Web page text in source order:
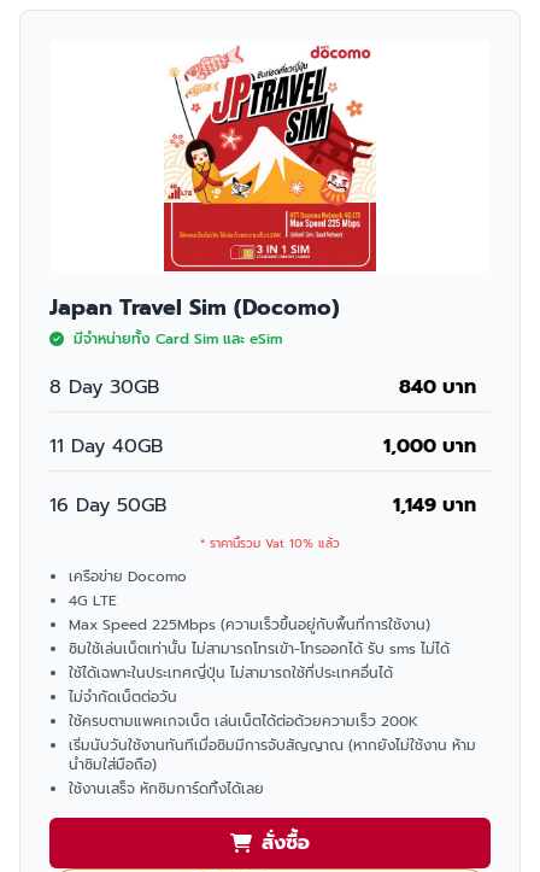
Japan Travel Sim (Docomo)
มีจำหน่ายทั้ง Card Sim และ eSim
8 Day 30GB 840 บาท
11 Day 40GB 1,000 บาท
16 Day 50GB 1,149 บาท
* ราคานี้รวม Vat 10% แล้ว
เครือข่าย Docomo
4G LTE
Max Speed 225Mbps (ความเร็วขึ้นอยู่กับพื้นที่การใช้งาน)
ซิมใช้เล่นเน็ตเท่านั้น ไม่สามารถโทรเข้า-โทรออกได้ รับ sms ไม่ได้
ใช้ได้เฉพาะในประเทศญี่ปุ่น ไม่สามารถใช้ที่ประเทศอื่นได้
ไม่จำกัดเน็ตต่อวัน
ใช้ครบตามแพคเกจเน็ต เล่นเน็ตได้ต่อด้วยความเร็ว 200K
เริ่มนับวันใช้งานทันทีเมื่อซิมมีการจับสัญญาณ (หากยังไม่ใช้งาน ห้าม
นำซิมใส่มือถือ)
ใช้งานเสร็จ หักซิมการ์ดทิ้งได้เลย
สั่งซื้อ